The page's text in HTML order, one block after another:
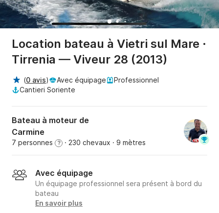
Location bateau à Vietri sul Mare ·
Tirrenia — Viveur 28 (2013)
(0 avis) Avec équipage
Professionnel
Cantieri Soriente
Bateau à moteur de
Carmine
7 personnes ? · 230 chevaux · 9 mètres
Avec équipage
Un équipage professionnel sera présent à bord du
bateau
En savoir plus